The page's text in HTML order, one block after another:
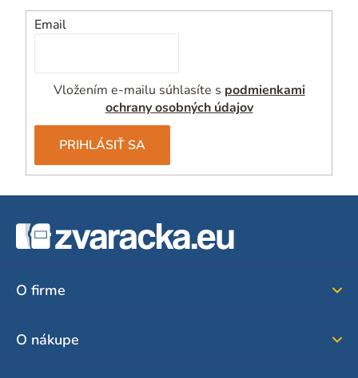
Email
Vložením e-mailu súhlasíte s podmienkami
ochrany osobných údajov
PRIHLÁSIŤ SA
O firme
O nákupe